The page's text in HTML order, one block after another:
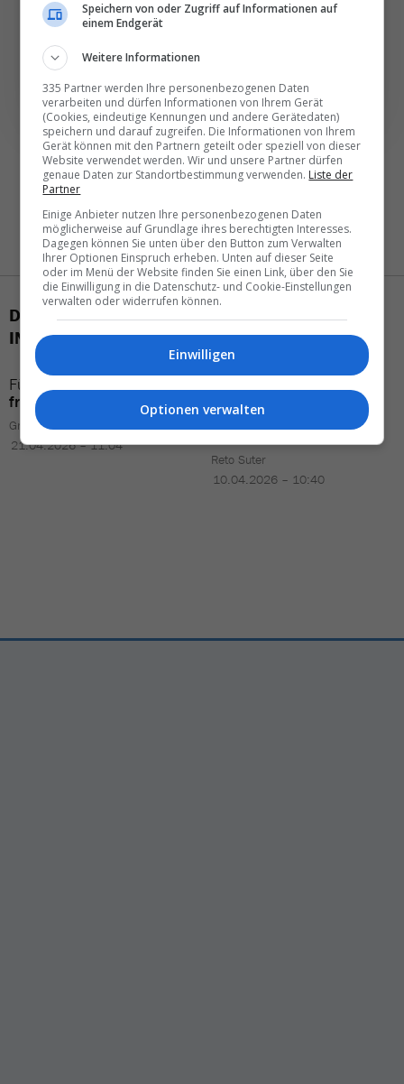
NEWSLETTER ENTDECKEN
DAS KÖNNTE SIE AUCH
INTERESSIEREN
Fünf
fragilen Reisejahr
Gregor Waser
21.04.2026 – 11:04
Norwegen
Reality-Check
globale Kreuzfahrt»
Reto Suter
10.04.2026 – 10:40
Speichern von oder Zugriff auf Informationen auf
einem Endgerät
Weitere Informationen
335 Partner werden Ihre personenbezogenen Daten
verarbeiten und dürfen Informationen von Ihrem Gerät
(Cookies, eindeutige Kennungen und andere Gerätedaten)
speichern und darauf zugreifen. Die Informationen von Ihrem
Gerät können mit den Partnern geteilt oder speziell von dieser
Website verwendet werden. Wir und unsere Partner dürfen
genaue Daten zur Standortbestimmung verwenden. Liste der
Partner
Einige Anbieter nutzen Ihre personenbezogenen Daten
möglicherweise auf Grundlage ihres berechtigten Interesses.
Dagegen können Sie unten über den Button zum Verwalten
Ihrer Optionen Einspruch erheben. Unten auf dieser Seite
oder im Menü der Website finden Sie einen Link, über den Sie
die Einwilligung in die Datenschutz- und Cookie-Einstellungen
verwalten oder widerrufen können.
Einwilligen
Optionen verwalten